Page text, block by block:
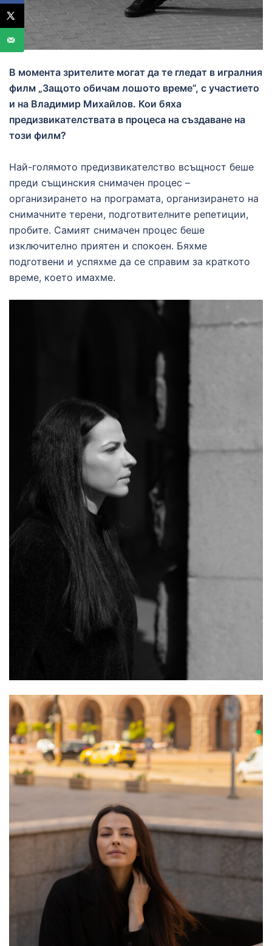
В момента зрителите могат да те гледат в игралния
филм „Защото обичам лошото време”, с участието
и на Владимир Михайлов. Кои бяха
предизвикателствата в процеса на създаване на
този филм?
Най-голямото предизвикателство всъщност беше
преди същинския снимачен процес –
организирането на програмата, организирането на
снимачните терени, подготвителните репетиции,
пробите. Самият снимачен процес беше
изключително приятен и спокоен. Бяхме
подготвени и успяхме да се справим за краткото
време, което имахме.